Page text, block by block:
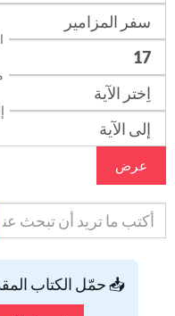
عرض
📥 حمّل الكتاب